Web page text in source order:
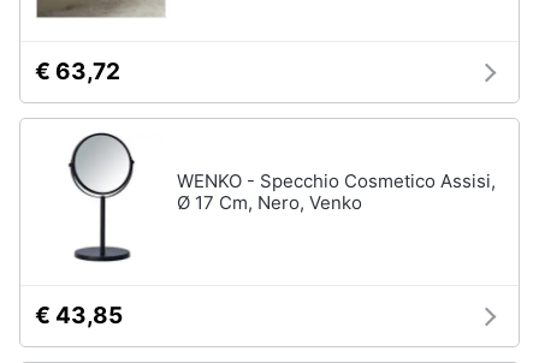
€ 63,72
WENKO - Specchio Cosmetico Assisi,
Ø 17 Cm, Nero, Venko
€ 43,85